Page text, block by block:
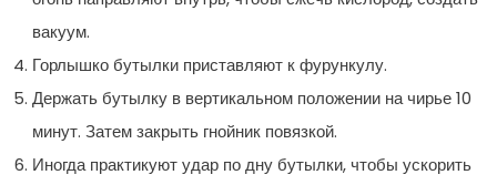
вакуум.
Горлышко бутылки приставляют к фурункулу.
Держать бутылку в вертикальном положении на чирье 10
минут. Затем закрыть гнойник повязкой.
Иногда практикуют удар по дну бутылки, чтобы ускорить